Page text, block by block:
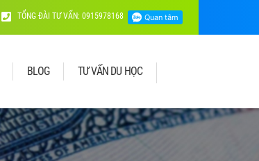
TỔNG ĐÀI TƯ VẤN: 0915978168
BLOG TƯ VẤN DU HỌC